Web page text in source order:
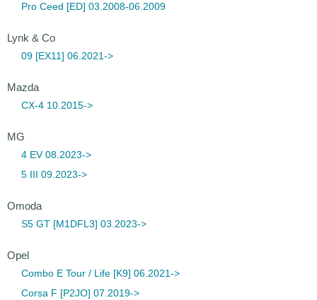
Pro Ceed [ED] 03.2008-06.2009
Lynk & Co
09 [EX11] 06.2021->
Mazda
CX-4 10.2015->
MG
4 EV 08.2023->
5 III 09.2023->
Omoda
S5 GT [M1DFL3] 03.2023->
Opel
Combo E Tour / Life [K9] 06.2021->
Corsa F [P2JO] 07.2019->